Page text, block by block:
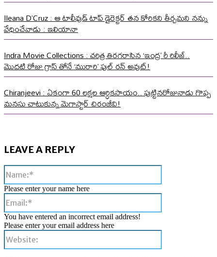
Ileana D’Cruz : ఆ టాలీవుడ్ టాప్ డైరెక్టర్ తన కోరికని తీర్చమని నన్ను
వేధించేవాడు : ఇలియానా
Indra Movie Collections : చరిత్ర తిరగరాసిన ‘ఇంద్ర’ రీ రిలీజ్..
మొదటి రోజు గ్రాస్ తోనే ‘మురారి’ ఫుల్ రన్ అవుట్!
Chiranjeevi : ఏకంగా 60 లక్షల ఆర్ధికసాయం.. పుట్టినరోజునాడు గొప్ప
మనసు చాటుకున్న మెగాస్టార్ చిరంజీవి!
LEAVE A REPLY
Please enter your name here
You have entered an incorrect email address!
Please enter your email address here